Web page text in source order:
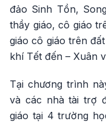
đảo Sinh Tồn,
thầy giáo, cô giáo
giáo cô giáo trên
khí Tết đến – Xuân
Tại chương trình
và các nhà tài trợ
giáo tại 4 trường